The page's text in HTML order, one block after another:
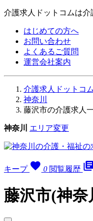
介護求人ドットコムは
はじめての方へ
お問い合わせ
よくあるご質問
運営会社案内
介護求人ドットコ
神奈川
藤沢市の介護求人
神奈川 エリア変更
キープ favorite 0 閲覧履歴 library_books
藤沢市(神